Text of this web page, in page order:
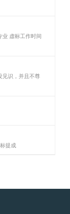
业 虚标工作时间
见识，并且不尊
提成